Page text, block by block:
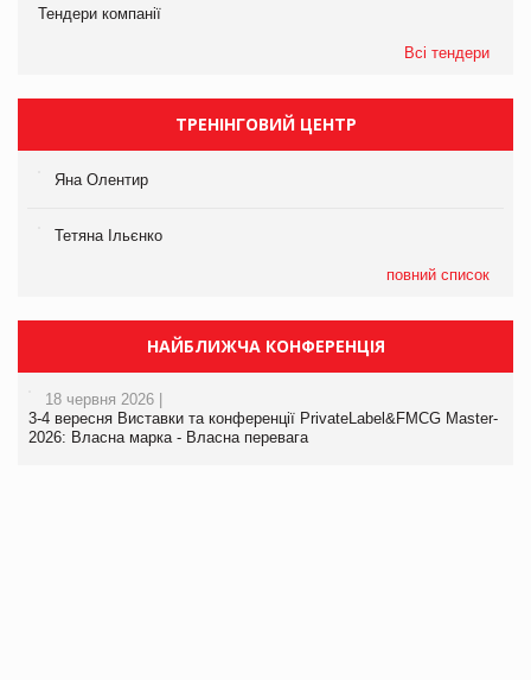
Тендери компанії
Всі тендери
ТРЕНІНГОВИЙ ЦЕНТР
Яна Олентир
Тетяна Ільєнко
повний список
НАЙБЛИЖЧА КОНФЕРЕНЦІЯ
18 червня 2026 |
3-4 вересня Виставки та конференції PrivateLabel&FMCG Master-
2026: Власна марка - Власна перевага